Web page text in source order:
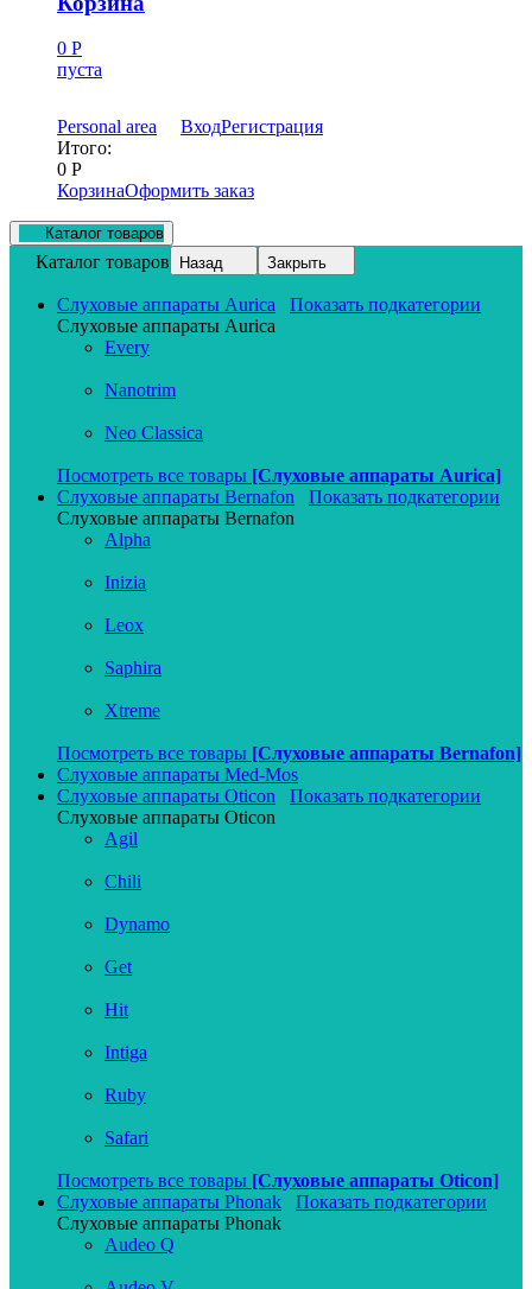
0 Р
пуста
Personal area ВходРегистрация
Итого:
0 Р
КорзинаОформить заказ
Каталог товаров
Каталог товаров Назад Закрыть
Слуховые аппараты Aurica
Показать подкатегории
Слуховые аппараты Aurica
Every
Nanotrim
Neo Classica
Посмотреть все товары [Слуховые аппараты Aurica]
Слуховые аппараты Bernafon
Показать подкатегории
Слуховые аппараты Bernafon
Alpha
Inizia
Leox
Saphira
Xtreme
Посмотреть все товары [Слуховые аппараты Bernafon]
Слуховые аппараты Med-Mos
Слуховые аппараты Oticon
Показать подкатегории
Слуховые аппараты Oticon
Agil
Chili
Dynamo
Get
Hit
Intiga
Ruby
Safari
Посмотреть все товары [Слуховые аппараты Oticon]
Слуховые аппараты Phonak
Показать подкатегории
Слуховые аппараты Phonak
Audeo Q